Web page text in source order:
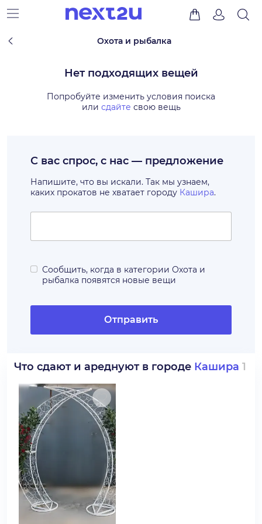
Охота и рыбалка
Нет подходящих вещей
Попробуйте изменить условия поиска
или сдайте свою вещь
С вас спрос, с нас — предложение
Напишите, что вы искали. Так мы узнаем,
каких прокатов не хватает городу Кашира.
Сообщить, когда в категории Охота и
рыбалка появятся новые вещи
Отправить
Что сдают и ареднуют в городе Кашира 1